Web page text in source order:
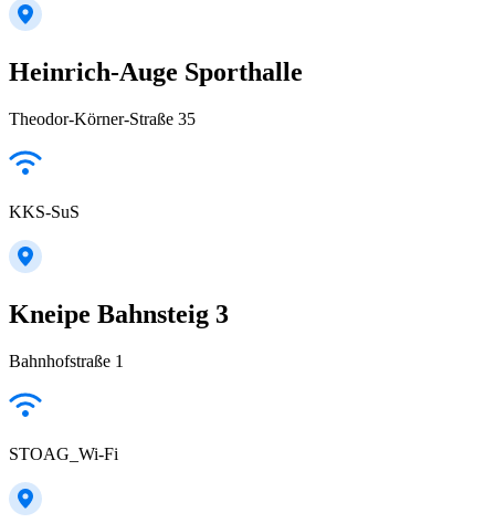
Heinrich-Auge Sporthalle
Theodor-Körner-Straße 35
KKS-SuS
Kneipe Bahnsteig 3
Bahnhofstraße 1
STOAG_Wi-Fi